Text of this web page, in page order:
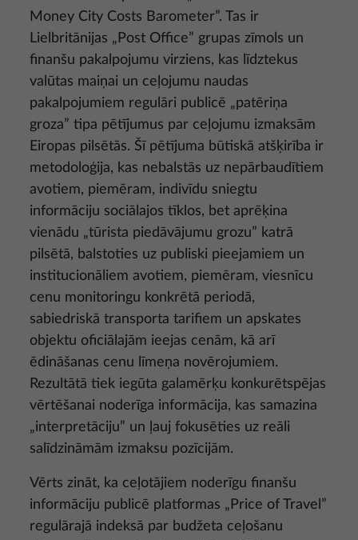
Money City Costs Barometer”. Tas ir
Lielbritānijas „Post Office” grupas zīmols un
finanšu pakalpojumu virziens, kas līdztekus
valūtas maiņai un ceļojumu naudas
pakalpojumiem regulāri publicē „patēriņa
groza” tipa pētījumus par ceļojumu izmaksām
Eiropas pilsētās. Šī pētījuma būtiskā atšķirība ir
metodoloģija, kas nebalstās uz nepārbaudītiem
avotiem, piemēram, indivīdu sniegtu
informāciju sociālajos tīklos, bet aprēķina
vienādu „tūrista piedāvājumu grozu” katrā
pilsētā, balstoties uz publiski pieejamiem un
institucionāliem avotiem, piemēram, viesnīcu
cenu monitoringu konkrētā periodā,
sabiedriskā transporta tarifiem un apskates
objektu oficiālajām ieejas cenām, kā arī
ēdināšanas cenu līmeņa novērojumiem.
Rezultātā tiek iegūta galamērķu konkurētspējas
vērtēšanai noderīga informācija, kas samazina
„interpretāciju” un ļauj fokusēties uz reāli
salīdzināmām izmaksu pozīcijām.
Vērts zināt, ka ceļotājiem noderīgu finanšu
informāciju publicē platformas „Price of Travel”
regulārajā indeksā par budžeta ceļošanu